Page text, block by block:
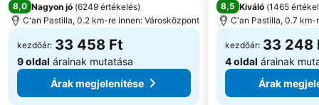
8,0 Nagyon jó (6249 értékelés)
C'an Pastilla, 0.2 km-re innen: Városközpont
kezdőár: 33 458 Ft
9 oldal árainak mutatása
Árak megjelenítése
8,5 Kiváló (1465
C'an Pastilla, 0.7 km-
kezdőár: 33 248
4 oldal árainak
Árak